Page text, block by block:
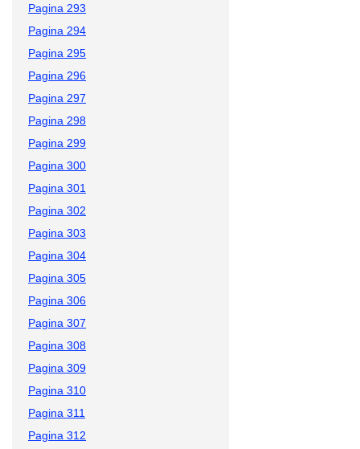
Pagina 293
Pagina 294
Pagina 295
Pagina 296
Pagina 297
Pagina 298
Pagina 299
Pagina 300
Pagina 301
Pagina 302
Pagina 303
Pagina 304
Pagina 305
Pagina 306
Pagina 307
Pagina 308
Pagina 309
Pagina 310
Pagina 311
Pagina 312